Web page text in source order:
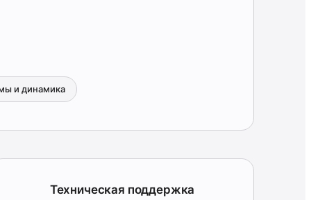
и динамика
Техническая поддержка